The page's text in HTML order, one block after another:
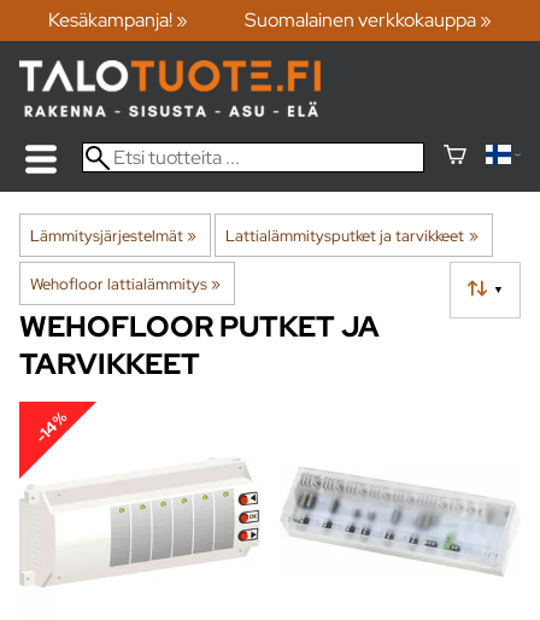
Kesäkampanja! » Suomalainen verkkokauppa »
Lämmitysjärjestelmät‪» Lattialämmitysputket ja tarvikkeet ‪»
Wehofloor lattialämmitys‪» ▼
WEHOFLOOR PUTKET JA
TARVIKKEET
-14%